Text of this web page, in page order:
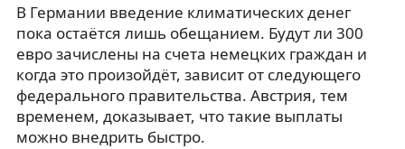
В Германии введение климатических денег
пока остаётся лишь обещанием. Будут ли 300
евро зачислены на счета немецких граждан и
когда это произойдёт, зависит от следующего
федерального правительства. Австрия, тем
временем, доказывает, что такие выплаты
можно внедрить быстро.